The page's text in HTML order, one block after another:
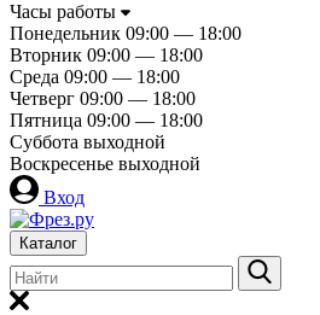
Часы работы
Понедельник 09:00 — 18:00
Вторник 09:00 — 18:00
Среда 09:00 — 18:00
Четверг 09:00 — 18:00
Пятница 09:00 — 18:00
Суббота выходной
Воскресенье выходной
Вход
Каталог